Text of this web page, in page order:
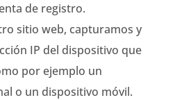
de registro.
sitio web, capturamos y
IP del dispositivo que
por ejemplo un
o un dispositivo móvil.